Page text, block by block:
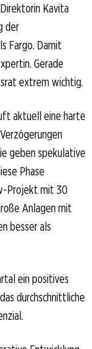
Kavita
der
Fargo. Damit
Gerade
extrem wichtig.
aktuell eine harte
geben spekulative
Phase
Projekt mit 30
Anlagen mit
besser als
ein positives
durchschnittliche